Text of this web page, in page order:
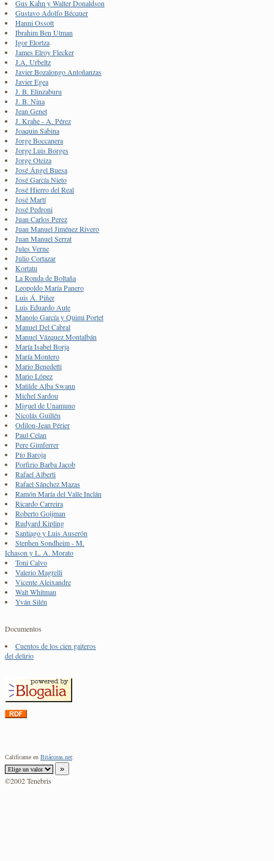
Gus Kahn y Walter Donaldson
Gustavo Adolfo Bécquer
Hanni Ossott
Ibrahim Ben Utman
Igor Elortza
James Elroy Flecker
J.A. Urbeltz
Javier Bozalongo Antoñanzas
Javier Egea
J. B. Elinzaburu
J. B. Nina
Jean Genet
J. Krahe - A. Pérez
Joaquin Sabina
Jorge Boccanera
Jorge Luis Borges
Jorge Oteiza
José Ángel Buesa
José García Nieto
José Hierro del Real
José Martí
José Pedroni
Juan Carlos Perez
Juan Manuel Jiménez Rivero
Juan Manuel Serrat
Jules Verne
Julio Cortazar
Kortatu
La Ronda de Boltaña
Leopoldo María Panero
Luis Á. Piñer
Luis Eduardo Aute
Manolo García y Quimi Portet
Manuel Del Cabral
Manuel Vázquez Montalbán
María Isabel Borja
María Montero
Mario Benedetti
Mario López
Matilde Alba Swann
Michel Sardou
Miguel de Unamuno
Nicolás Guillén
Odilon-Jean Périer
Paul Celan
Pere Gimferrer
Pío Baroja
Porfirio Barba Jacob
Rafael Alberti
Rafael Sánchez Mazas
Ramón María del Valle Inclán
Ricardo Carreira
Roberto Goijman
Rudyard Kipling
Santiago y Luis Auserón
Stephen Sondheim - M.
Ichason y L. A. Morato
Toni Calvo
Valerio Magrelli
Vicente Aleixandre
Walt Whitman
Yván Silén
Documentos
Cuentos de los cien gaiteros
del delirio
Califícame en Bitácoras.net:
©2002 Tenebris